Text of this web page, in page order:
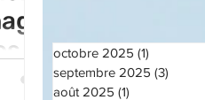
sorties
octobre 2025 (1)
septembre 2025 (3)
août 2025 (1)